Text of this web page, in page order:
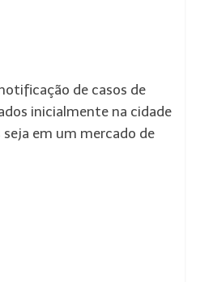
de casos de
inicialmente na cidade
em um mercado de